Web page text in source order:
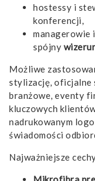
hostessy i
konferencji,
managerowie
spójny
Możliwe
stylizację, oficjalne
branżowe, eventy
kluczowych
nadrukowanym
świadomości
Najważniejsze